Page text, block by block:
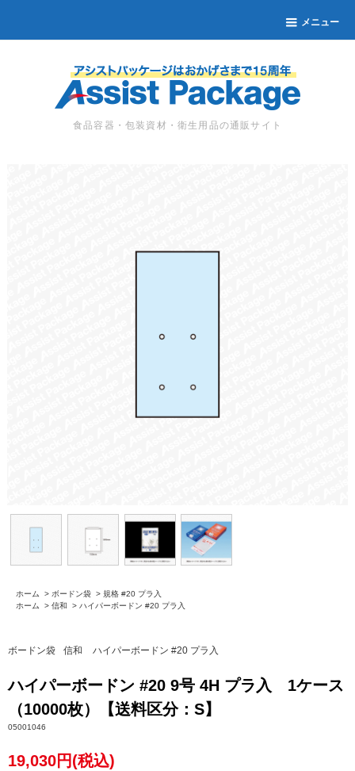
メニュー
食品容器・包装資材・衛生用品の通販サイト
ホーム > ボードン袋 > 規格 #20 プラ入
ホーム
> 信和 > ハイパーボードン #20 プラ入
ボードン袋 信和 ハイパーボードン #20 プラ入
ハイパーボードン #20 9号 4H プラ入 1ケース
（10000枚）【送料区分：S】
05001046
19,030円(税込)